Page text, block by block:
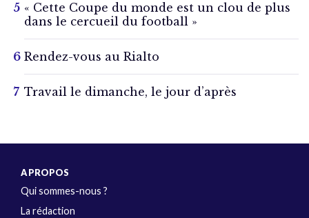
« Cette Coupe du monde est un clou de plus
dans le cercueil du football »
Rendez-vous au Rialto
Travail le dimanche, le jour d’après
A PROPOS
Qui sommes-nous ?
La rédaction